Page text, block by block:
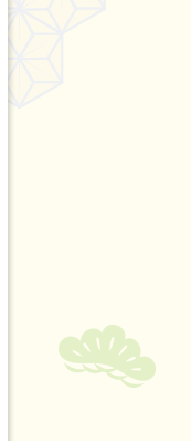
△ △ ○
×